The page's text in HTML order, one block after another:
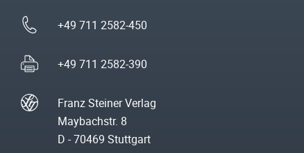
+49 711 2582-450
+49 711 2582-390
Franz Steiner Verlag
Maybachstr. 8
D - 70469 Stuttgart